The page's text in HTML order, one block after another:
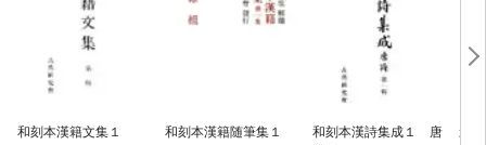
和刻本漢籍文集１ 和刻本漢籍随筆集１
和刻本漢詩集成１ 唐
影